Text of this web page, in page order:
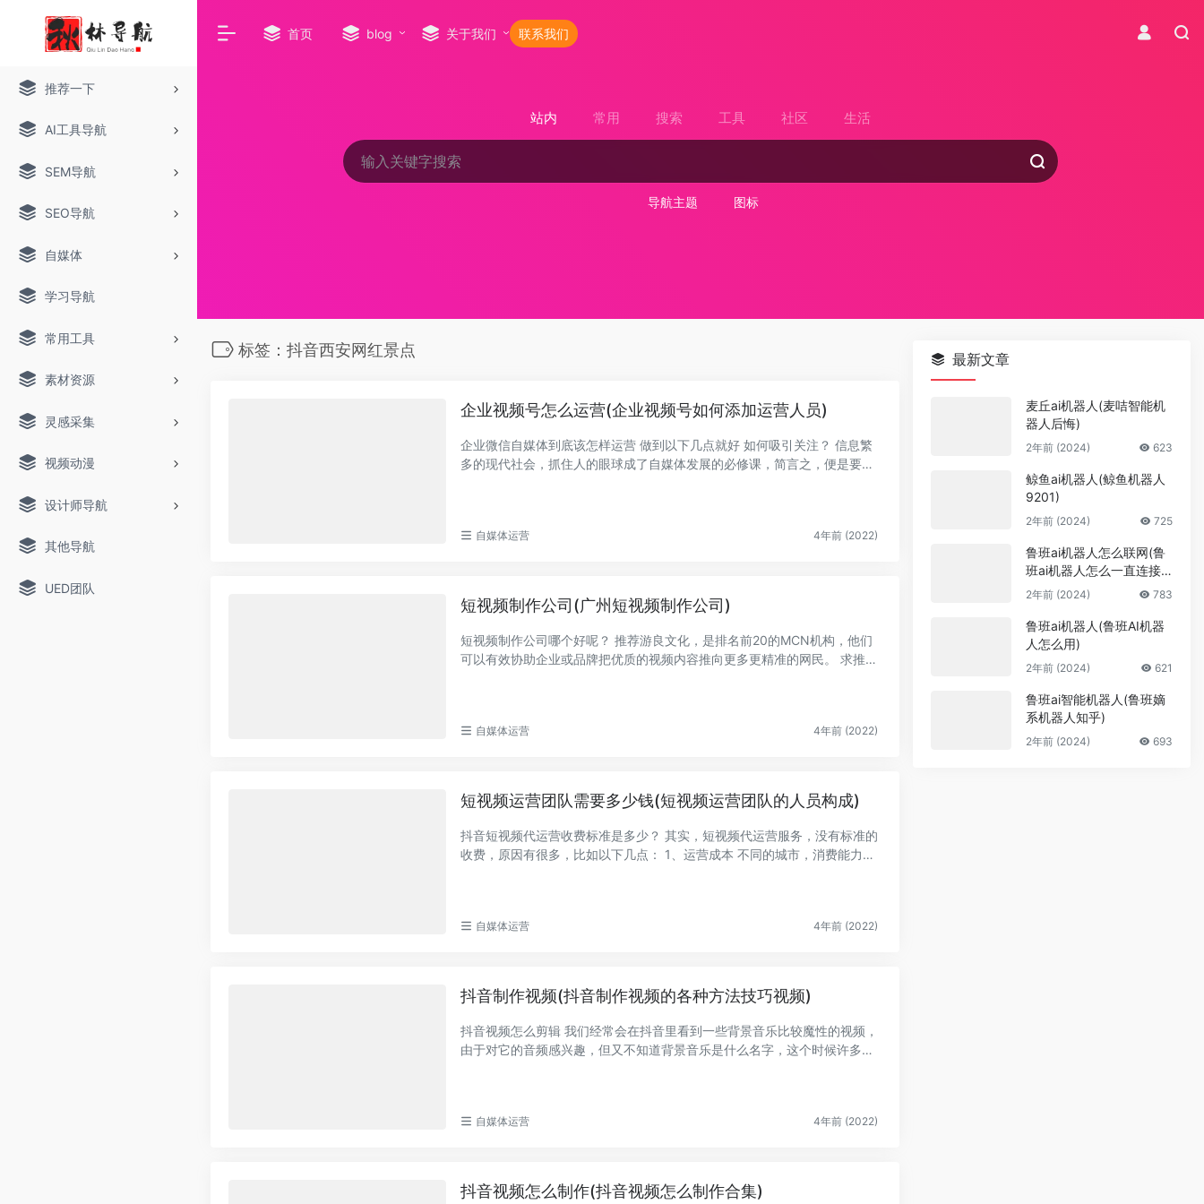
推荐一下
AI工具导航
SEM导航
SEO导航
自媒体
学习导航
常用工具
素材资源
灵感采集
视频动漫
设计师导航
其他导航
UED团队
首页 blog 关于我们 联系我们
站内 常用 搜索 工具 社区 生活
导航主题 图标
标签：抖音西安网红景点
企业视频号怎么运营(企业视频号如何添加运营人员)
企业微信自媒体到底该怎样运营 做到以下几点就好 如何吸引关注？ 信息繁
多的现代社会，抓住人的眼球成了自媒体发展的必修课，简言之，便是要求
自媒体运营 4年前 (2022)
短视频制作公司(广州短视频制作公司)
短视频制作公司哪个好呢？ 推荐游良文化，是排名前20的MCN机构，他们
可以有效协助企业或品牌把优质的视频内容推向更多更精准的网民。 求推荐
自媒体运营 4年前 (2022)
短视频运营团队需要多少钱(短视频运营团队的人员构成)
抖音短视频代运营收费标准是多少？ 其实，短视频代运营服务，没有标准的
收费，原因有很多，比如以下几点： 1、运营成本 不同的城市，消费能力不
自媒体运营 4年前 (2022)
抖音制作视频(抖音制作视频的各种方法技巧视频)
抖音视频怎么剪辑 我们经常会在抖音里看到一些背景音乐比较魔性的视频，
由于对它的音频感兴趣，但又不知道背景音乐是什么名字，这个时候许多人
自媒体运营 4年前 (2022)
抖音视频怎么制作(抖音视频怎么制作合集)
最新文章
麦丘ai机器人(麦咭智能机
器人后悔)
2年前 (2024) 623
鲸鱼ai机器人(鲸鱼机器人
9201)
2年前 (2024) 725
鲁班ai机器人怎么联网(鲁
班ai机器人怎么一直连接
不到网络)
2年前 (2024) 783
鲁班ai机器人(鲁班AI机器
人怎么用)
2年前 (2024) 621
鲁班ai智能机器人(鲁班嫡
系机器人知乎)
2年前 (2024) 693